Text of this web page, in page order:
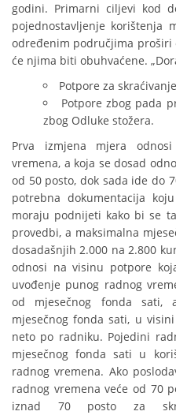
godini. Primarni ciljevi kod
pojednostavljenje korištenja
određenim područjima proširi
će njima biti obuhvaćene.
Potpore za
Potpore zbog pada
zbog Odluke stožera.
Prva izmjena mjera
vremena, a koja se dosad
od 50 posto, dok sada ide do
potrebna dokumentacija
moraju podnijeti kako bi se
provedbi, a maksimalna
dosadašnjih 2.000 na 2.800
odnosi na visinu potpore
uvođenje punog radnog
od mjesečnog fonda
mjesečnog fonda sati, u
neto po radniku. Pojedini
mjesečnog fonda sati u
radnog vremena. Ako
radnog vremena veće od 70
iznad 70 posto za